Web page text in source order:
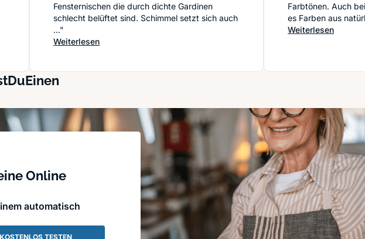
Übersicht zu Aufwand und Kosten
Fensternischen die durch dichte Gardinen
schlecht belüftet sind. Schimmel setzt sich auch
..."
Weiterlesen: Schimmel in den eigenen 4 Wänden: Was Sie selbst tun können
Farbtönen. Auch
es Farben aus
Weiterlesen: Was,
Online
automatisch
KOSTENLOS TESTEN